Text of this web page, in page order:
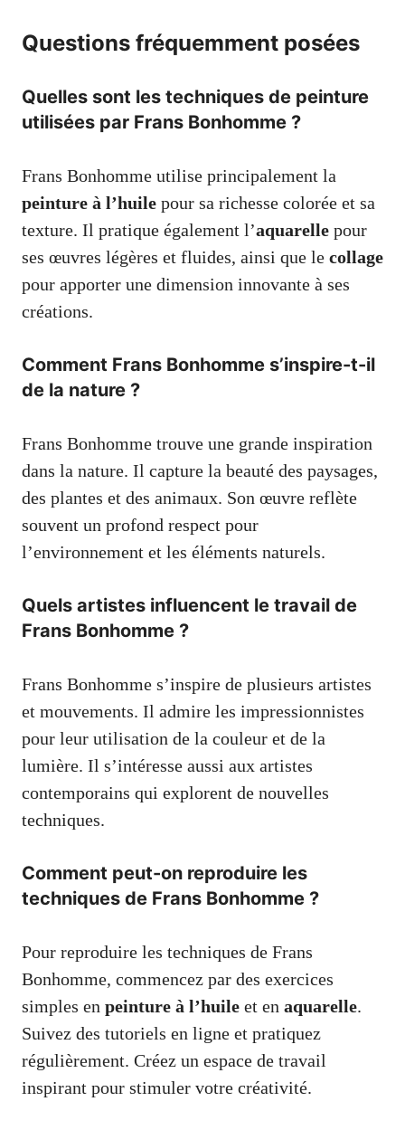
Questions fréquemment posées
Quelles sont les techniques de peinture
utilisées par Frans Bonhomme ?
Frans Bonhomme utilise principalement la
peinture à l’huile pour sa richesse colorée et sa
texture. Il pratique également l’aquarelle pour
ses œuvres légères et fluides, ainsi que le collage
pour apporter une dimension innovante à ses
créations.
Comment Frans Bonhomme s’inspire-t-il
de la nature ?
Frans Bonhomme trouve une grande inspiration
dans la nature. Il capture la beauté des paysages,
des plantes et des animaux. Son œuvre reflète
souvent un profond respect pour
l’environnement et les éléments naturels.
Quels artistes influencent le travail de
Frans Bonhomme ?
Frans Bonhomme s’inspire de plusieurs artistes
et mouvements. Il admire les impressionnistes
pour leur utilisation de la couleur et de la
lumière. Il s’intéresse aussi aux artistes
contemporains qui explorent de nouvelles
techniques.
Comment peut-on reproduire les
techniques de Frans Bonhomme ?
Pour reproduire les techniques de Frans
Bonhomme, commencez par des exercices
simples en peinture à l’huile et en aquarelle.
Suivez des tutoriels en ligne et pratiquez
régulièrement. Créez un espace de travail
inspirant pour stimuler votre créativité.